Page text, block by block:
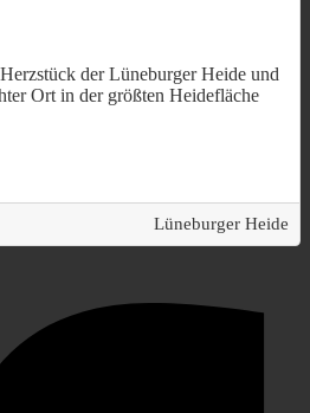
der Lüneburger Heide und
Ort in der größten Heidefläche
Lüneburger Heide